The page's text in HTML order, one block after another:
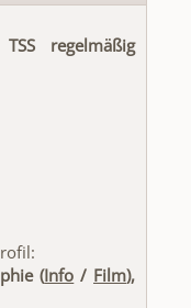
regelmäßig
(Info / Film),